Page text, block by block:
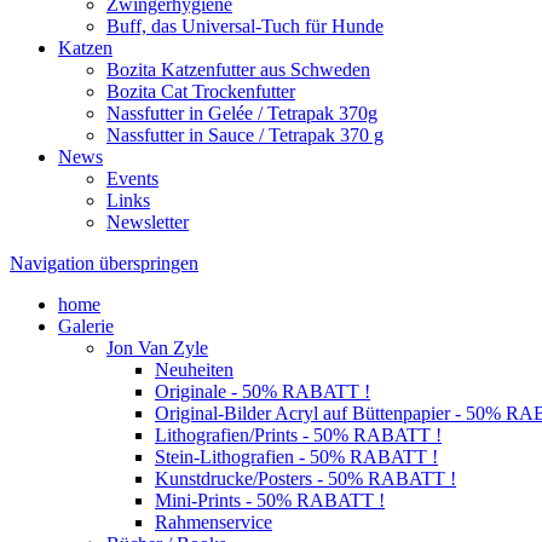
Buff, das Universal-Tuch für Hunde
Katzen
Bozita Katzenfutter aus Schweden
Bozita Cat Trockenfutter
Nassfutter in Gelée / Tetrapak 370g
Nassfutter in Sauce / Tetrapak 370 g
News
Events
Links
Newsletter
Navigation überspringen
home
Galerie
Jon Van Zyle
Neuheiten
Originale - 50% RABATT !
Original-Bilder Acryl auf Büttenpapier - 50%
Lithografien/Prints - 50% RABATT !
Stein-Lithografien - 50% RABATT !
Kunstdrucke/Posters - 50% RABATT !
Mini-Prints - 50% RABATT !
Rahmenservice